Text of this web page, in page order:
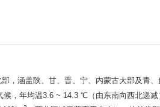
，涵盖陕、甘、晋、宁、内蒙古大部及青
，年均温3.6 ~ 14.3 ℃（由东南向西北递